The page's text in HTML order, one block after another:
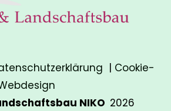
Cookie-
NIKO 2026